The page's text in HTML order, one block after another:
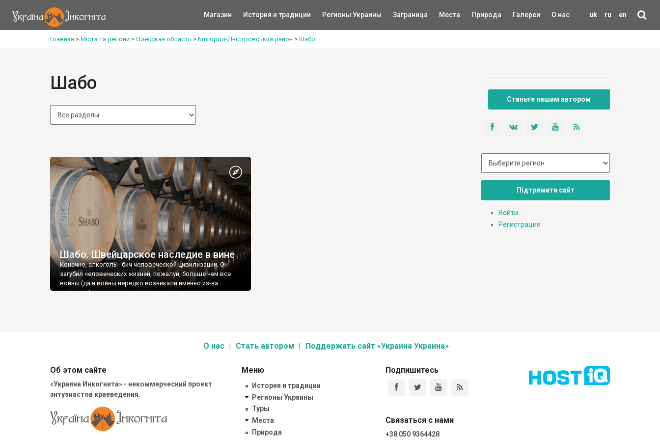
uk ru en
Магазин История и традиции Регионы Украины Заграница Места Природа Галереи О нас
Главная > Міста та регіони > Одесская область > Білгород-Дністровський район > Шабо
Шабо
Шабо. Швейцарское наследие в вине
Конечно, алкоголь - бич человеческой цивилизации. Он
загубил человеческих жизней, пожалуй, больше чем все
войны (да и войны нередко возникали именно из-за
алкоголя).
Станьте нашим автором
Підтримати сайт
Войти
Регистрация
О нас Стать автором Поддержать сайт «Украина Украина»
Об этом сайте
«Украина Инкогнита» - некоммерческий проект
энтузиастов краеведения.
Меню
История и традиции
Регионы Украины
Туры
Места
Природа
Подпишитесь
Связаться с нами
+38 050 9364428